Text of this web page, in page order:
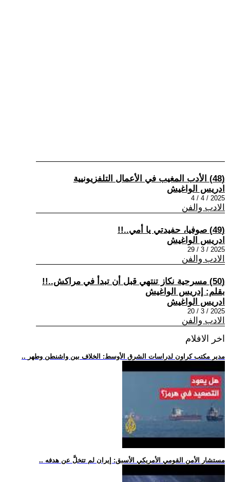
(48) الأدب المغيب في الأعمال التلفزيونيية
ادريس الواغيش
2025 / 4 / 4
الادب والفن
(49) صوفيا، حفيدتي يا أمي..!!
ادريس الواغيش
2025 / 3 / 29
الادب والفن
(50) مسرحية نكاز تنتهي قبل أن تبدأ في مراكش..!!
بقلم: إدريس الواغيش
ادريس الواغيش
2025 / 3 / 20
الادب والفن
اخر الافلام
.. مدير مكتب كراون لدراسات الشرق الأوسط: الخلاف بين واشنطن وطهر
.. مستشار الأمن القومي الأمريكي الأسبق: إيران لم تتخلَّ عن هدفه